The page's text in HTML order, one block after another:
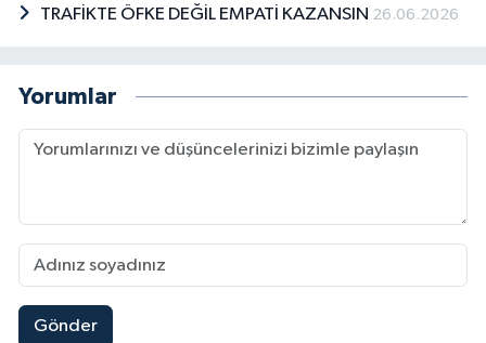
TRAFİKTE ÖFKE DEĞİL EMPATİ KAZANSIN 26.06.2026
Yorumlar
Gönder